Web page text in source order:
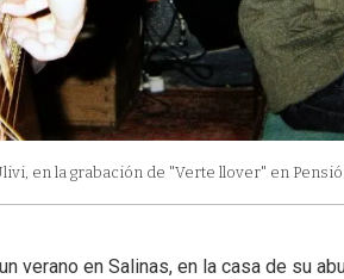
en la grabación de "Verte llover" en
verano en Salinas, en la casa de su